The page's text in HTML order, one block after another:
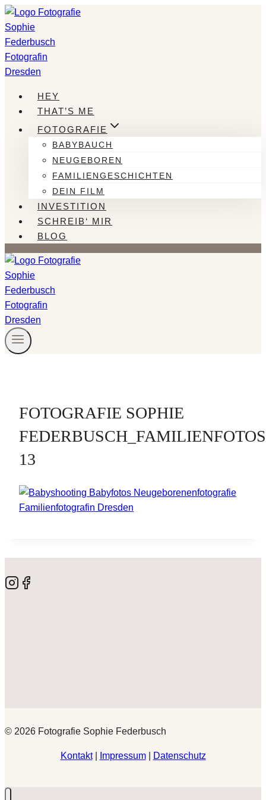
Zum
Inhalt
springen
HEY
THAT’S ME
FOTOGRAFIE
BABYBAUCH
NEUGEBOREN
FAMILIENGESCHICHTEN
DEIN FILM
INVESTITION
SCHREIB‘ MIR
BLOG
FOTOGRAFIE SOPHIE
13
© 2026 Fotografie Sophie Federbusch
Kontakt| Impressum| Datenschutz